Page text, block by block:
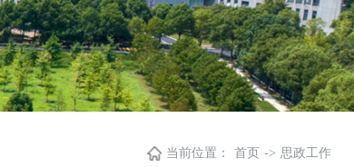
当前位置： 首页 -> 思政工作